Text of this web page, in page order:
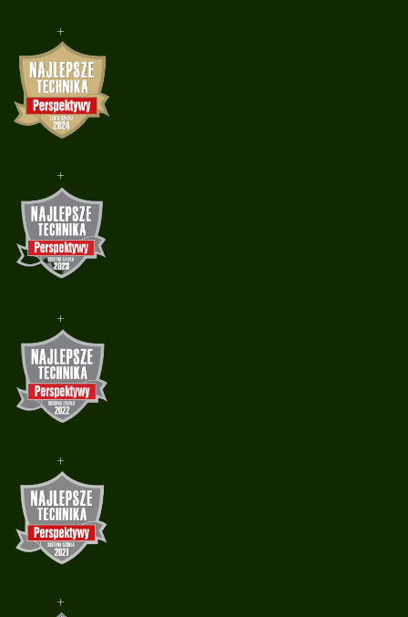
+
+
+
+
+